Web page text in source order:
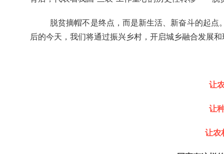
脱贫摘帽不是终点，而是新生活、新奋斗的起
后的今天，我们将通过振兴乡村，开启城乡融合发展
让
让
让农